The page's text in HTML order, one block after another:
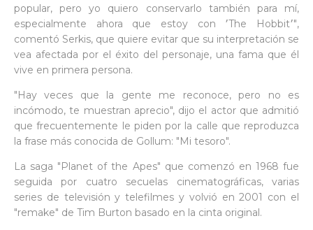
popular, pero yo quiero conservarlo también para mí,
especialmente ahora que estoy con ׳The Hobbit׳",
comentó Serkis, que quiere evitar que su interpretación se
vea afectada por el éxito del personaje, una fama que él
vive en primera persona.
"Hay veces que la gente me reconoce, pero no es
incómodo, te muestran aprecio", dijo el actor que admitió
que frecuentemente le piden por la calle que reproduzca
la frase más conocida de Gollum: "Mi tesoro".
La saga "Planet of the Apes" que comenzó en 1968 fue
seguida por cuatro secuelas cinematográficas, varias
series de televisión y telefilmes y volvió en 2001 con el
"remake" de Tim Burton basado en la cinta original.